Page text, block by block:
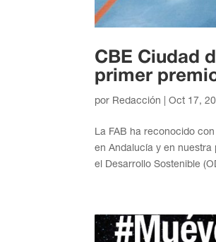
CBE Ciudad
primer
por Redacción |Oct 17,
La FAB ha reconocido
en Andalucía y en
el Desarrollo Sostenible